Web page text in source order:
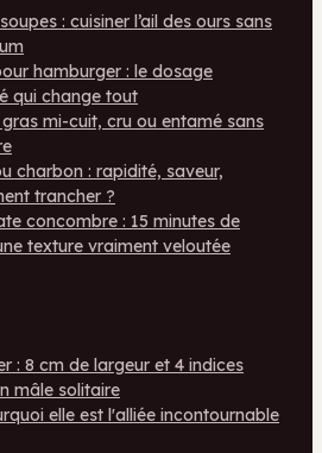
: cuisiner l’ail des ours sans
hamburger : le dosage
qui change tout
mi-cuit, cru ou entamé sans
charbon : rapidité, saveur,
trancher ?
concombre : 15 minutes de
texture vraiment veloutée
: 8 cm de largeur et 4 indices
mâle solitaire
elle est l'alliée incontournable